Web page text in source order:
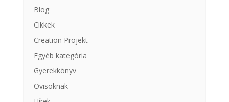
Blog
Cikkek
Creation Projekt
Egyéb kategória
Gyerekkönyv
Ovisoknak